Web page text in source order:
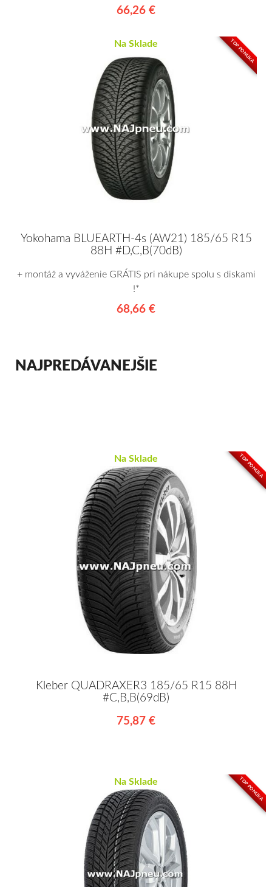
66,26 €
TOP PONUKA
Na Sklade
Yokohama BLUEARTH-4s (AW21) 185/65 R15
88H #D,C,B(70dB)
+ montáž a vyváženie GRÁTIS pri nákupe spolu s diskami
!*
68,66 €
NAJPREDÁVANEJŠIE
TOP PONUKA
Na Sklade
Kleber QUADRAXER3 185/65 R15 88H
#C,B,B(69dB)
75,87 €
TOP PONUKA
Na Sklade